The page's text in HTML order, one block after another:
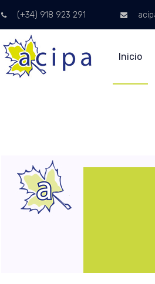
(+34) 918 923 291
Inicio